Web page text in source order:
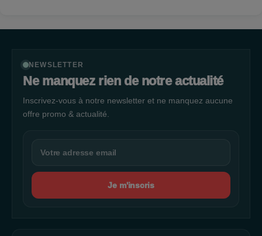
NEWSLETTER
Ne manquez rien de notre actualité
Inscrivez-vous à notre newsletter et ne manquez aucune
offre promo & actualité.
Je m'inscris